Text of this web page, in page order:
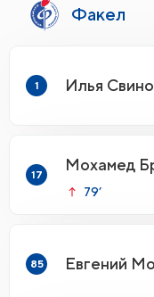
Факел
1 Илья
17
Мохамед
79’
85 Евгений